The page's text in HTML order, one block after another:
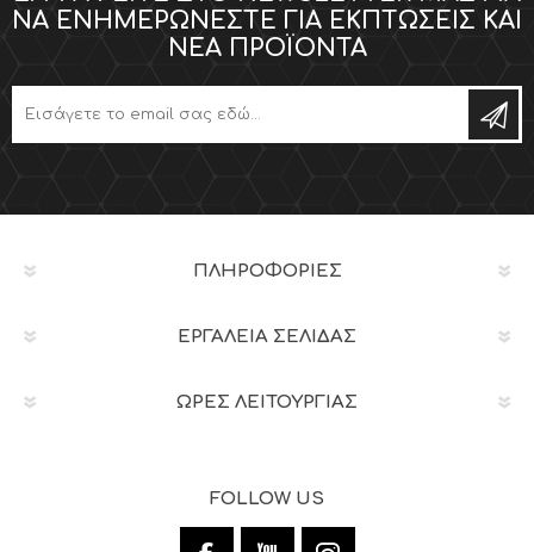
ΝΑ ΕΝΗΜΕΡΏΝΕΣΤΕ ΓΙΑ ΕΚΠΤΏΣΕΙΣ ΚΑΙ
ΝΈΑ ΠΡΟΪΌΝΤΑ
ΠΛΗΡΟΦΟΡΊΕΣ
ΕΡΓΑΛΕΊΑ ΣΕΛΊΔΑΣ
ΩΡΕΣ ΛΕΙΤΟΥΡΓΙΑΣ
FOLLOW US